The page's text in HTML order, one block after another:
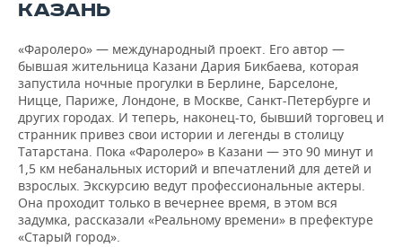
КАЗАНЬ
«Фаролеро» — международный проект. Его автор —
бывшая жительница Казани Дария Бикбаева, которая
запустила ночные прогулки в Берлине, Барселоне,
Ницце, Париже, Лондоне, в Москве, Санкт-Петербурге и
других городах. И теперь, наконец-то, бывший торговец и
странник привез свои истории и легенды в столицу
Татарстана. Пока «Фаролеро» в Казани — это 90 минут и
1,5 км небанальных историй и впечатлений для детей и
взрослых. Экскурсию ведут профессиональные актеры.
Она проходит только в вечернее время, в этом вся
задумка, рассказали «Реальному времени» в префектуре
«Старый город».